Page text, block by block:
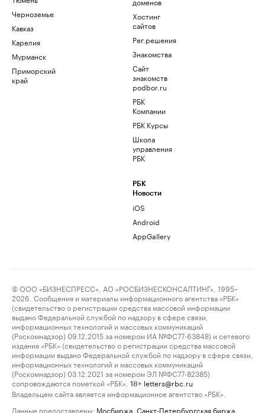
Черноземье
Кавказ
Карелия
Мурманск
Приморский
край
Хостинг
сайтов
Рег.решения
Знакомства
Сайт
знакомств
podbor.ru
РБК
Компании
РБК Курсы
Школа
управления
РБК
РБК
Новости
iOS
Android
AppGallery
© ООО «БИЗНЕСПРЕСС», АО «РОСБИЗНЕСКОНСАЛТИНГ», 1995–
2026. Сообщения и материалы информационного агентства «РБК»
(свидетельство о регистрации средства массовой информации
выдано Федеральной службой по надзору в сфере связи,
информационных технологий и массовых коммуникаций
(Роскомнадзор) 09.12.2015 за номером ИА №ФС77-63848) и сетевого
издания «РБК» (свидетельство о регистрации средства массовой
информации выдано Федеральной службой по надзору в сфере связи,
информационных технологий и массовых коммуникаций
(Роскомнадзор) 03.12.2021 за номером ЭЛ №ФС77-82385)
сопровождаются пометкой «РБК».
18+ letters@rbc.ru
Владельцем сайта является информационное агентство «РБК».
Данные предоставлены: Мосбиржа Санкт-Петербургская биржа